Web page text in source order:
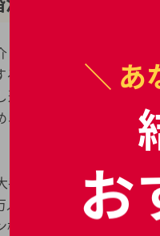
よる出会いはもちろん
ことができます。
込みをするのが苦手な方
、ご自身の性格やライフ
手法人と福利厚生の一環
単位で存在します。
式会社、三菱電機株式
＼ あ
お